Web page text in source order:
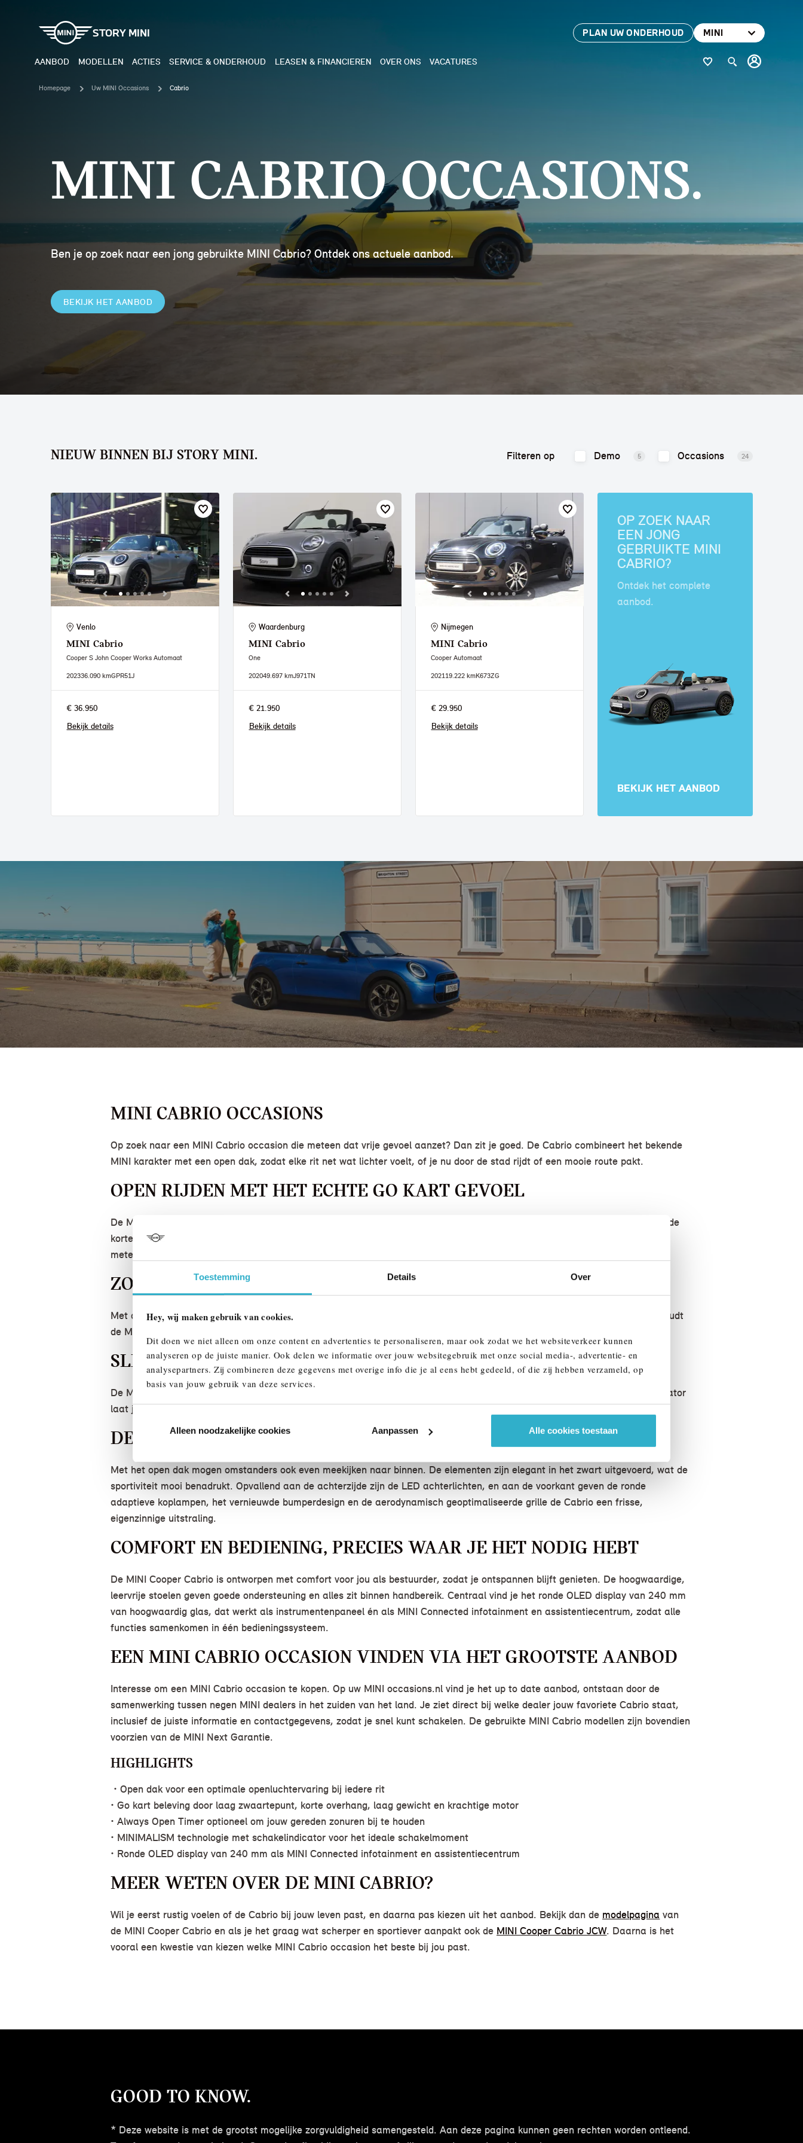
Toestemming Details Over
Hey, wij maken gebruik van cookies.
Dit doen we niet alleen om onze content en advertenties te personaliseren, maar ook zodat we het websiteverkeer kunnen
analyseren op de juiste manier. Ook delen we informatie over jouw websitegebruik met onze social media-, advertentie- en
analysepartners. Zij combineren deze gegevens met overige info die je al eens hebt gedeeld, of die zij hebben verzameld, op
basis van jouw gebruik van deze services.
Alleen noodzakelijke cookies Aanpassen Alle cookies toestaan
STORY MINI PLAN UW ONDERHOUD MINI
AANBOD MODELLEN
MINI ACEMAN ELECTRIC
ELECTRIC
MINI COOPER CABRIO
MINI COOPER 5-DEURS
MINI COUNTRYMAN
JOHN COOPER WORKS
ACTIES SERVICE & ONDERHOUD LEASEN & FINANCIEREN OVER ONS VACATURES
Homepage Uw MINI Occasions Cabrio
MINI CABRIO OCCASIONS.
Ben je op zoek naar een jong gebruikte MINI Cabrio? Ontdek ons actuele aanbod.
BEKIJK HET AANBOD
NIEUW BINNEN BIJ STORY MINI. Filteren op Demo 5 Occasions 24
Venlo
MINI Cabrio
Cooper S John Cooper Works Automaat
202336.090 kmGPR51J
€ 36.950
Bekijk details
Waardenburg
MINI Cabrio
One
202049.697 kmJ971TN
€ 21.950
Bekijk details
Nijmegen
MINI Cabrio
Cooper Automaat
202119.222 kmK673ZG
€ 29.950
Bekijk details
OP ZOEK NAAR
EEN JONG
GEBRUIKTE MINI
CABRIO?
Ontdek het complete
aanbod.
BEKIJK HET AANBOD
MINI CABRIO OCCASIONS
Op zoek naar een MINI Cabrio occasion die meteen dat vrije gevoel aanzet? Dan zit je goed. De Cabrio combineert het bekende
MINI karakter met een open dak, zodat elke rit net wat lichter voelt, of je nu door de stad rijdt of een mooie route pakt.
OPEN RIJDEN MET HET ECHTE GO KART GEVOEL
De MINI Cabrio is gemaakt om door bochten te jagen met dat typische go kart gevoel. Dat komt door het lage zwaartepunt, de
korte overhang, het lage gewicht en de krachtige motor. Voeg daar de dynamische voor en achterskirts aan toe en je voelt
meteen dat dit een Cabrio is die graag onderweg is.
ZONUREN DIE JE BIJHOUDT, GEWOON VOOR DE GLIMLACH
Met de optioneel verkrijgbare Always Open Timer meet je jouw gereden zonuren. Zodra de motor loopt en het dak open is, houdt
de MINI het bij. Aan het einde van het jaar zie je precies hoeveel open momenten je hebt gepakt.
SLIMME TECHNIEK DIE HET RIJDEN MAKKELIJKER MAAKT
De MINI Cabrio heeft MINIMALISM technologie aan boord om het rijplezier niet af te remmen. De geïntegreerde schakelindicator
laat je het ideale schakelmoment zien, zodat je op het juiste moment schakelt en brandstof kunt besparen.
DESIGN DAT GEZIEN MAG WORDEN
Met het open dak mogen omstanders ook even meekijken naar binnen. De elementen zijn elegant in het zwart uitgevoerd, wat de
sportiviteit mooi benadrukt. Opvallend aan de achterzijde zijn de LED achterlichten, en aan de voorkant geven de ronde
adaptieve koplampen, het vernieuwde bumperdesign en de aerodynamisch geoptimaliseerde grille de Cabrio een frisse,
eigenzinnige uitstraling.
COMFORT EN BEDIENING, PRECIES WAAR JE HET NODIG HEBT
De MINI Cooper Cabrio is ontworpen met comfort voor jou als bestuurder, zodat je ontspannen blijft genieten. De hoogwaardige,
leervrije stoelen geven goede ondersteuning en alles zit binnen handbereik. Centraal vind je het ronde OLED display van 240 mm
van hoogwaardig glas, dat werkt als instrumentenpaneel én als MINI Connected infotainment en assistentiecentrum, zodat alle
functies samenkomen in één bedieningssysteem.
EEN MINI CABRIO OCCASION VINDEN VIA HET GROOTSTE AANBOD
Interesse om een MINI Cabrio occasion te kopen. Op uw MINI occasions.nl vind je het up to date aanbod, ontstaan door de
samenwerking tussen negen MINI dealers in het zuiden van het land. Je ziet direct bij welke dealer jouw favoriete Cabrio staat,
inclusief de juiste informatie en contactgegevens, zodat je snel kunt schakelen. De gebruikte MINI Cabrio modellen zijn bovendien
voorzien van de MINI Next Garantie.
HIGHLIGHTS
• Open dak voor een optimale openluchtervaring bij iedere rit
• Go kart beleving door laag zwaartepunt, korte overhang, laag gewicht en krachtige motor
• Always Open Timer optioneel om jouw gereden zonuren bij te houden
• MINIMALISM technologie met schakelindicator voor het ideale schakelmoment
• Ronde OLED display van 240 mm als MINI Connected infotainment en assistentiecentrum
MEER WETEN OVER DE MINI CABRIO?
Wil je eerst rustig voelen of de Cabrio bij jouw leven past, en daarna pas kiezen uit het aanbod. Bekijk dan de modelpagina van
de MINI Cooper Cabrio en als je het graag wat scherper en sportiever aanpakt ook de MINI Cooper Cabrio JCW. Daarna is het
vooral een kwestie van kiezen welke MINI Cabrio occasion het beste bij jou past.
GOOD TO KNOW.
* Deze website is met de grootst mogelijke zorgvuldigheid samengesteld. Aan deze pagina kunnen geen rechten worden ontleend.